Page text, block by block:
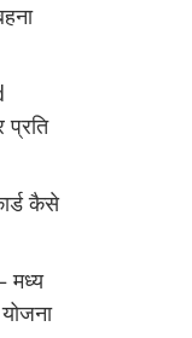
कैसे
मध्य